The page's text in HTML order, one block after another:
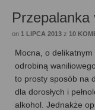
on 1 LIPCA 2013 z 10
Mocna, o
odrobiną
to prosty sposób na
dla dorosłych i
alkohol. Jednakże